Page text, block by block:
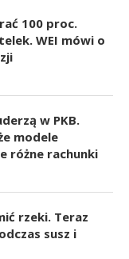
100 proc.
WEI mówi o
w PKB.
modele
różne rachunki
rzeki. Teraz
susz i